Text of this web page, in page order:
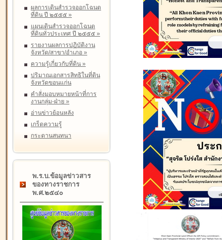
ผลการเดินสำรวจออกโฉนด
ที่ดิน ปี ๒๕๕๕ »
แผนเดินสำรวจออกโฉนด
ที่ดินทั่วประเทศ ปี ๒๕๕๕ »
รายงานผลการปฏิบัติงาน
จังหวัด/สาขา/อำเภอ »
ความรู้เกี่ยวกับที่ดิน »
ปริมาณเอกสารสิทธิในที่ดิน
จังหวัดขอนแก่น
คำสั่งมอบหมายหน้าที่การ
งานกลุ่ม-ฝ่าย »
อ่านข่าวย้อนหลัง
เกร็ดความรู้
กระดานสนทนา
พ.ร.บ.ข้อมูลข่าวสาร
ของทางราชการ
พ.ศ.๒๕๔๐